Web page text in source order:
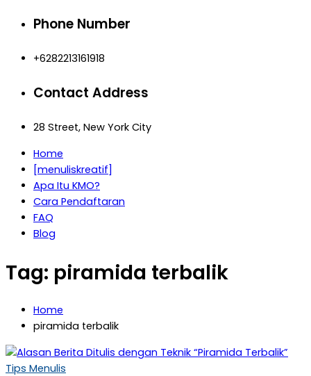
Phone Number
+6282213161918
Contact Address
28 Street, New York City
Home
[menuliskreatif]
Apa Itu KMO?
Cara Pendaftaran
FAQ
Blog
Tag: piramida terbalik
Home
piramida terbalik
Tips Menulis